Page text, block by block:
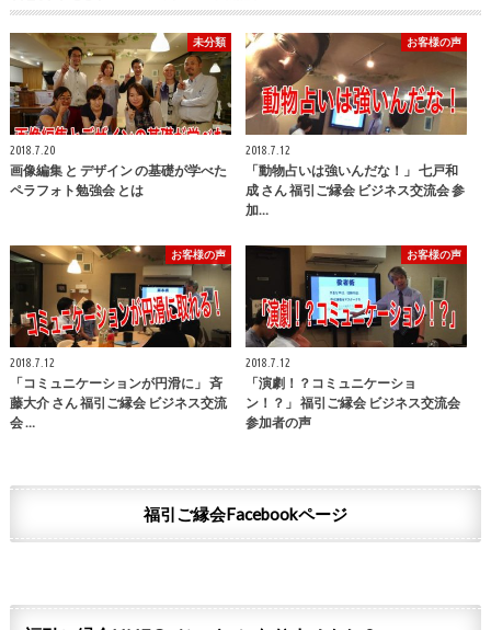
未分類
2018.7.20
画像編集 と デザイン の基礎が学べた
ペラフォト勉強会 とは
お客様の声
2018.7.12
「動物占いは強いんだな！」 七戸和
成 さん 福引ご縁会 ビジネス交流会 参
加…
お客様の声
2018.7.12
「コミュニケーションが円滑に」 斉
藤大介 さん 福引ご縁会 ビジネス交流
会 …
お客様の声
2018.7.12
「演劇！？コミュニケーショ
ン！？」 福引ご縁会 ビジネス交流会
参加者の声
福引ご縁会Facebookページ